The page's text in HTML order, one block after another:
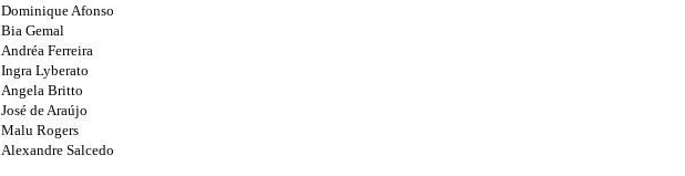
Dominique Afonso
Bia Gemal
Andréa Ferreira
Ingra Lyberato
Angela Britto
José de Araújo
Malu Rogers
Alexandre Salcedo